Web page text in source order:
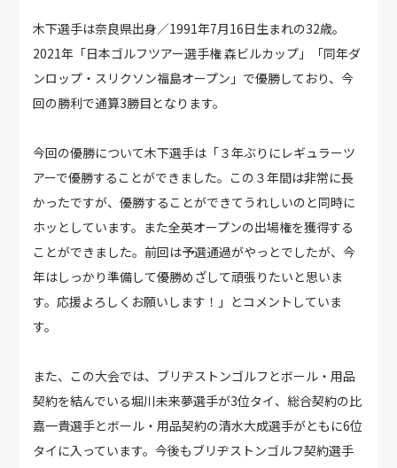
木下選手は奈良県出身／1991年7月16日生まれの32歳。
2021年「日本ゴルフツアー選手権 森ビルカップ」「同年ダ
ンロップ・スリクソン福島オープン」で優勝しており、今
回の勝利で通算3勝目となります。
今回の優勝について木下選手は「３年ぶりにレギュラーツ
アーで優勝することができました。この３年間は非常に長
かったですが、優勝することができてうれしいのと同時に
ホッとしています。また全英オープンの出場権を獲得する
ことができました。前回は予選通過がやっとでしたが、今
年はしっかり準備して優勝めざして頑張りたいと思いま
す。応援よろしくお願いします！」とコメントしていま
す。
また、この大会では、ブリヂストンゴルフとボール・用品
契約を結んでいる堀川未来夢選手が3位タイ、総合契約の比
嘉一貴選手とボール・用品契約の清水大成選手がともに6位
タイに入っています。今後もブリヂストンゴルフ契約選手